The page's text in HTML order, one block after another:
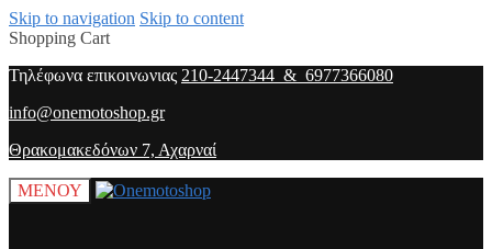
Skip to navigation Skip to content
Shopping Cart
Τηλέφωνα επικοινωνιας 210-2447344 & 6977366080
info@onemotoshop.gr
Θρακομακεδόνων 7, Αχαρναί
ΜΕΝΟΥ